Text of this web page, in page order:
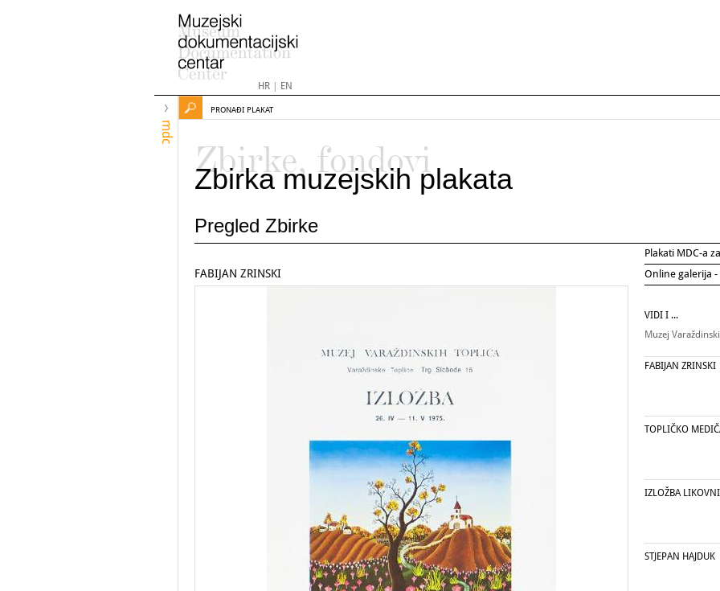
HR| EN
mdc
PRONAĐI PLAKAT
Zbirke, fondovi
Zbirka muzejskih plakata
Pregled Zbirke
Plakati MDC-a
Online galerija
FABIJAN ZRINSKI
VIDI I ...
Muzej
FABIJAN ZRINSKI
TOPLIČKO
IZLOŽBA
STJEPAN HAJDUK